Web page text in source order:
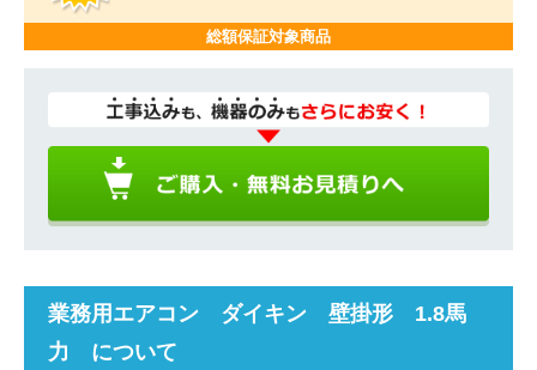
総額保証対象商品
業務用エアコン ダイキン 壁掛形 1.8馬
力 について